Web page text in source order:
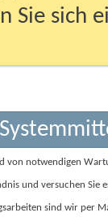
Sie sich
von notwendigen
und versuchen Sie
sind wir per